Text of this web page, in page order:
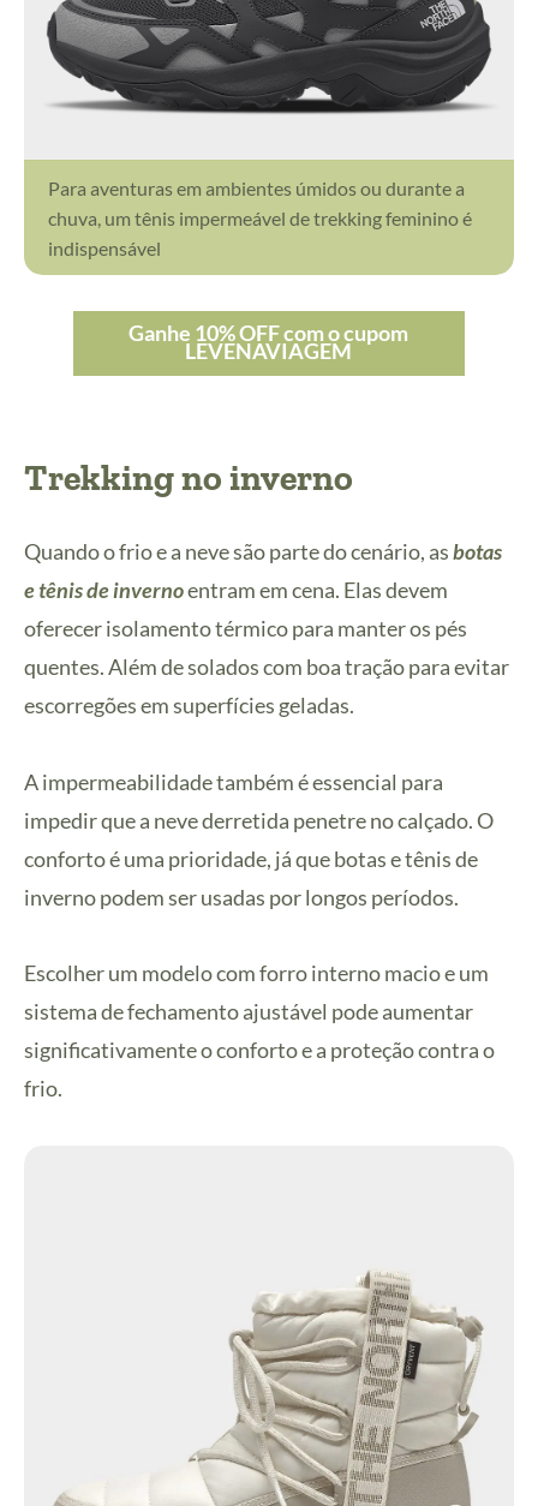
Para aventuras em ambientes úmidos ou durante a
chuva, um tênis impermeável de trekking feminino é
indispensável
Ganhe 10% OFF com o cupom
LEVENAVIAGEM
Trekking no inverno
Quando o frio e a neve são parte do cenário, asbotas
e tênis de invernoentram em cena. Elas devem
oferecer isolamento térmico para manter os pés
quentes. Além de solados com boa tração para evitar
escorregões em superfícies geladas.
A impermeabilidade também é essencial para
impedir que a neve derretida penetre no calçado. O
conforto é uma prioridade, já que botas e tênis de
inverno podem ser usadas por longos períodos.
Escolher um modelo com forro interno macio e um
sistema de fechamento ajustável pode aumentar
significativamente o conforto e a proteção contra o
frio.